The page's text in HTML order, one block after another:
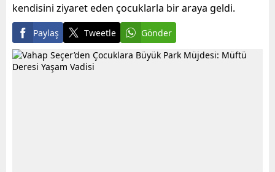
kendisini ziyaret eden çocuklarla bir araya geldi.
Paylaş Tweetle Gönder